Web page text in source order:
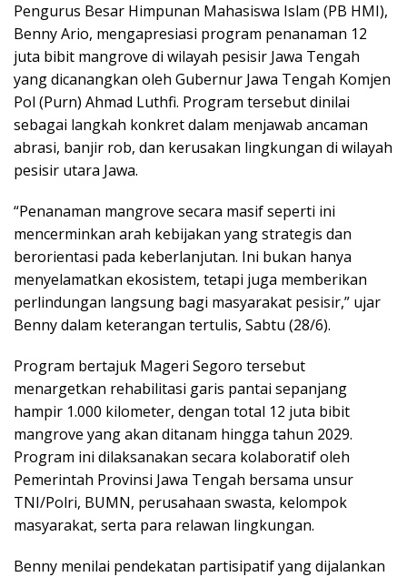
Pengurus Besar Himpunan Mahasiswa Islam (PB HMI),
Benny Ario, mengapresiasi program penanaman 12
juta bibit mangrove di wilayah pesisir Jawa Tengah
yang dicanangkan oleh Gubernur Jawa Tengah Komjen
Pol (Purn) Ahmad Luthfi. Program tersebut dinilai
sebagai langkah konkret dalam menjawab ancaman
abrasi, banjir rob, dan kerusakan lingkungan di wilayah
pesisir utara Jawa.
“Penanaman mangrove secara masif seperti ini
mencerminkan arah kebijakan yang strategis dan
berorientasi pada keberlanjutan. Ini bukan hanya
menyelamatkan ekosistem, tetapi juga memberikan
perlindungan langsung bagi masyarakat pesisir,” ujar
Benny dalam keterangan tertulis, Sabtu (28/6).
Program bertajuk Mageri Segoro tersebut
menargetkan rehabilitasi garis pantai sepanjang
hampir 1.000 kilometer, dengan total 12 juta bibit
mangrove yang akan ditanam hingga tahun 2029.
Program ini dilaksanakan secara kolaboratif oleh
Pemerintah Provinsi Jawa Tengah bersama unsur
TNI/Polri, BUMN, perusahaan swasta, kelompok
masyarakat, serta para relawan lingkungan.
Benny menilai pendekatan partisipatif yang dijalankan